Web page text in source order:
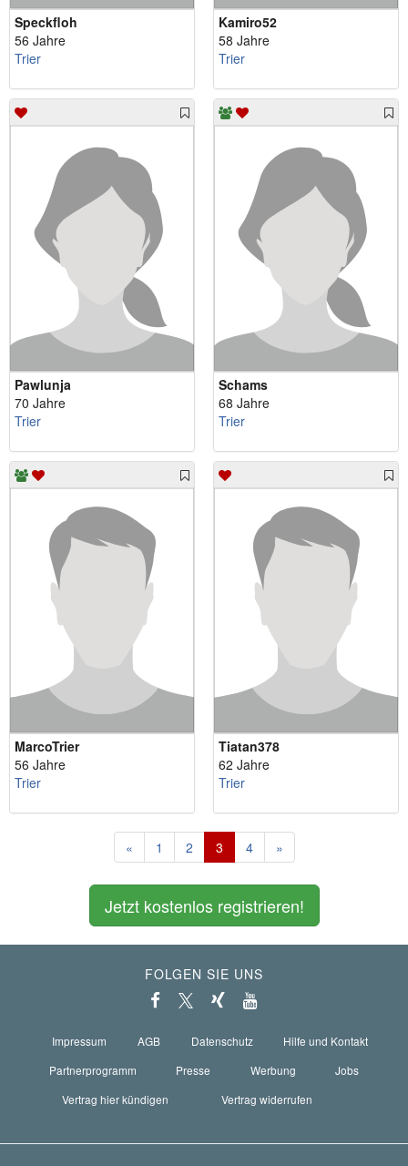
Speckfloh
56 Jahre
Trier
Kamiro52
58 Jahre
Trier
Pawlunja
70 Jahre
Trier
Schams
68 Jahre
Trier
MarcoTrier
56 Jahre
Trier
Tiatan378
62 Jahre
Trier
« 1 2 3 4 »
Jetzt kostenlos registrieren!
FOLGEN SIE UNS
Impressum AGB Datenschutz
Hilfe und Kontakt
Partnerprogramm
Presse Werbung
Jobs
Vertrag hier kündigen
Vertrag widerrufen